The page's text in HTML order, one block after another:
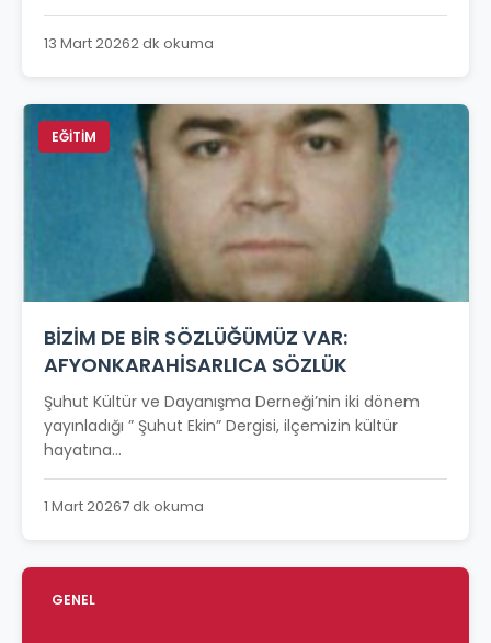
13 Mart 20262 dk okuma
EĞİTİM
BİZİM DE BİR SÖZLÜĞÜMÜZ VAR:
AFYONKARAHİSARLlCA SÖZLÜK
Şuhut Kültür ve Dayanışma Derneği’nin iki dönem
yayınladığı ” Şuhut Ekin” Dergisi, ilçemizin kültür
hayatına...
1 Mart 20267 dk okuma
GENEL